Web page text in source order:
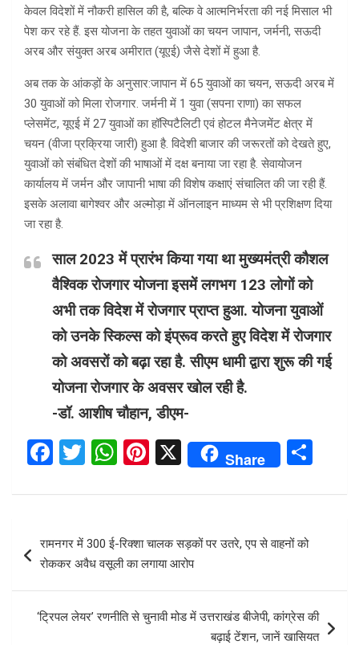
केवल विदेशों में नौकरी हासिल की है, बल्कि वे आत्मनिर्भरता की नई मिसाल भी
पेश कर रहे हैं.​ इस योजना के तहत युवाओं का चयन जापान, जर्मनी, सऊदी
अरब और संयुक्त अरब अमीरात (यूएई) जैसे देशों में हुआ है.
अब तक के आंकड़ों के अनुसार:​जापान में 65 युवाओं का चयन, ​सऊदी अरब में
30 युवाओं को मिला रोजगार. जर्मनी में 1 युवा (सपना राणा) का सफल
प्लेसमेंट, ​यूएई में 27 युवाओं का हॉस्पिटैलिटी एवं होटल मैनेजमेंट क्षेत्र में
चयन (वीजा प्रक्रिया जारी) हुआ है. ​विदेशी बाजार की जरूरतों को देखते हुए,
युवाओं को संबंधित देशों की भाषाओं में दक्ष बनाया जा रहा है. सेवायोजन
कार्यालय में जर्मन और जापानी भाषा की विशेष कक्षाएं संचालित की जा रही हैं.
इसके अलावा बागेश्वर और अल्मोड़ा में ऑनलाइन माध्यम से भी प्रशिक्षण दिया
जा रहा है.
साल 2023 में प्रारंभ किया गया था मुख्यमंत्री कौशल
वैश्विक रोजगार योजना इसमें लगभग 123 लोगों को
अभी तक विदेश में रोजगार प्राप्त हुआ. योजना युवाओं
को उनके स्किल्स को इंप्रूव करते हुए विदेश में रोजगार
को अवसरों को बढ़ा रहा है. सीएम धामी द्वारा शुरू की गई
योजना रोजगार के अवसर खोल रही है.
-डॉ. आशीष चौहान, डीएम-
F
ce
o
k
T
tt
W
at
s
A
p
Pi
er
t
X Share
ar
navigation
रामनगर में 300 ई-रिक्शा चालक सड़कों पर उतरे, एप से वाहनों को
रोककर अवैध वसूली का लगाया आरोप
‘ट्रिपल लेयर’ रणनीति से चुनावी मोड में उत्तराखंड बीजेपी, कांग्रेस की
बढ़ाई टेंशन, जानें खासियत